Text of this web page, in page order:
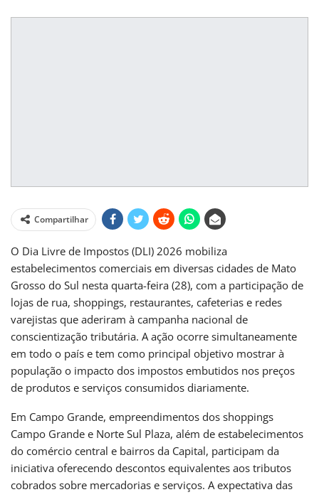
Compartilhar
O Dia Livre de Impostos (DLI) 2026 mobiliza
estabelecimentos comerciais em diversas cidades de Mato
Grosso do Sul nesta quarta-feira (28), com a participação de
lojas de rua, shoppings, restaurantes, cafeterias e redes
varejistas que aderiram à campanha nacional de
conscientização tributária. A ação ocorre simultaneamente
em todo o país e tem como principal objetivo mostrar à
população o impacto dos impostos embutidos nos preços
de produtos e serviços consumidos diariamente.
Em Campo Grande, empreendimentos dos shoppings
Campo Grande e Norte Sul Plaza, além de estabelecimentos
do comércio central e bairros da Capital, participam da
iniciativa oferecendo descontos equivalentes aos tributos
cobrados sobre mercadorias e serviços. A expectativa das